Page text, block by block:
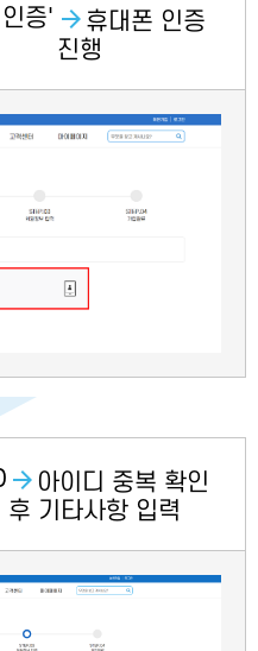
증'
휴대폰 인증
진행
아이디 중복 확인
후 기타사항 입력